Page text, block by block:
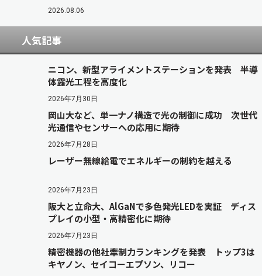
2026.08.06
人気記事
ニコン、新型アライメントステーションを発表 半導
体露光工程を高度化
2026年7月30日
岡山大など、単一ナノ構造で光の制御に成功 次世代
光通信やセンサーへの応用に期待
2026年7月28日
レーザー無線給電でエネルギーの制約を越える
2026年7月23日
阪大と立命大、AlGaNで多色発光LEDを実証 ディス
プレイの小型・高精密化に期待
2026年7月23日
精密機器の他社牽制力ランキングを発表 トップ3は
キヤノン、セイコーエプソン、リコー